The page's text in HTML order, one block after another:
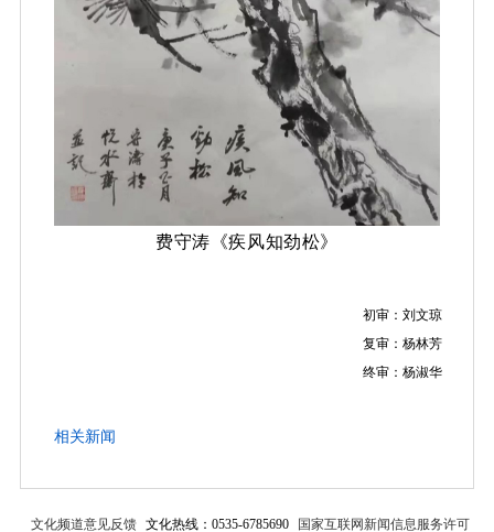
费守涛《疾风知劲松》
初审：刘文琼
复审：杨林芳
终审：杨淑华
相关新闻
文化频道意见反馈 文化热线：0535-6785690 国家互联网新闻信息服务许可